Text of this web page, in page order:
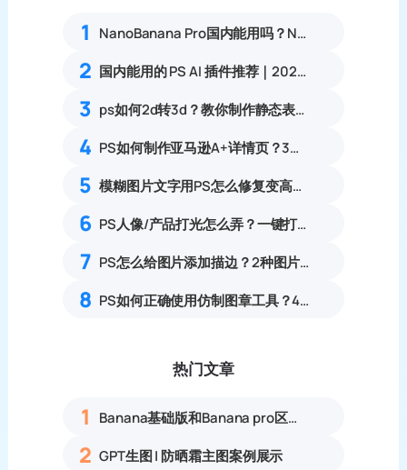
1 NanoBanana Pro国内能用吗？Nano banana使用教程
2 国内能用的 PS AI 插件推荐｜2026 4款AI插件最新实测
3 ps如何2d转3d？教你制作静态表情包，banana一键生成
4 PS如何制作亚马逊A+详情页？3步搞定亚马逊A+详情
5 模糊图片文字用PS怎么修复变高清？3种文字清晰化方法教程
6 PS人像/产品打光怎么弄？一键打造高级自然光影
7 PS怎么给图片添加描边？2种图片轮廓描边零基础实操教程
8 PS如何正确使用仿制图章工具？4步掌握仿制图章使用技巧
热门文章
1 Banana基础版和Banana pro区别对比丨具体案例应用+使用教程
2 GPT生图 | 防晒霜主图案例展示